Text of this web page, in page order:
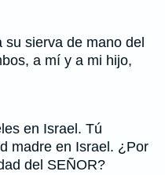
sierva de mano del
a mí y a mi hijo,
en Israel. Tú
madre en Israel. ¿Por
del SEÑOR?